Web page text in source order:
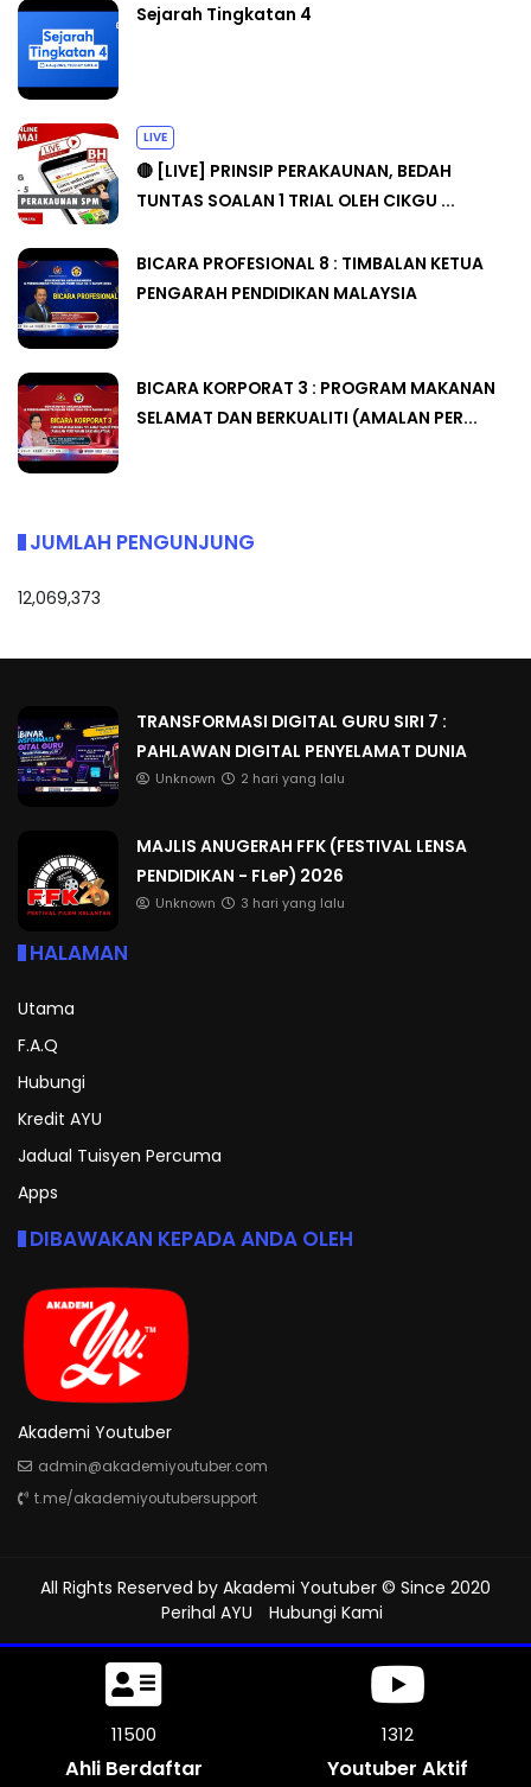
Sejarah Tingkatan 4
LIVE
🔴 [LIVE] PRINSIP PERAKAUNAN, BEDAH
TUNTAS SOALAN 1 TRIAL OLEH CIKGU ...
BICARA PROFESIONAL 8 : TIMBALAN KETUA
PENGARAH PENDIDIKAN MALAYSIA
BICARA KORPORAT 3 : PROGRAM MAKANAN
SELAMAT DAN BERKUALITI (AMALAN PER...
JUMLAH PENGUNJUNG
12,069,373
TRANSFORMASI DIGITAL GURU SIRI 7 :
PAHLAWAN DIGITAL PENYELAMAT DUNIA
Unknown 2 hari yang lalu
MAJLIS ANUGERAH FFK (FESTIVAL LENSA
PENDIDIKAN - FLeP) 2026
Unknown 3 hari yang lalu
HALAMAN
Utama
F.A.Q
Hubungi
Kredit AYU
Jadual Tuisyen Percuma
Apps
DIBAWAKAN KEPADA ANDA OLEH
Akademi Youtuber
admin@akademiyoutuber.com
t.me/akademiyoutubersupport
All Rights Reserved by Akademi Youtuber © Since 2020
Perihal AYU
Hubungi Kami
11500
Ahli Berdaftar
1312
Youtuber Aktif